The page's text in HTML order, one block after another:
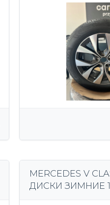
MERCEDES V
ДИСКИ ЗИМНИЕ